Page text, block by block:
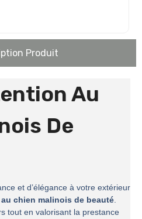
Produit
Au
De
et d’élégance à votre extérieur
chien malinois de beauté.
tout en valorisant la prestance